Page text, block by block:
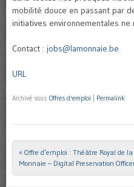
mobilité douce en passant par
initiatives environnementales
Contact : jobs@lamonnaie.be
URL
Archivé sous Offres d'emploi Permalink
Post navigation
« Offre d’emploi : Théâtre Royal de la
Monnaie – Digital Preservation